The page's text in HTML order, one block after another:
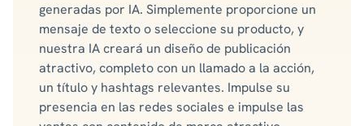
generadas por IA. Simplemente proporcione un
mensaje de texto o seleccione su producto, y
nuestra IA creará un diseño de publicación
atractivo, completo con un llamado a la acción,
un título y hashtags relevantes. Impulse su
presencia en las redes sociales e impulse las